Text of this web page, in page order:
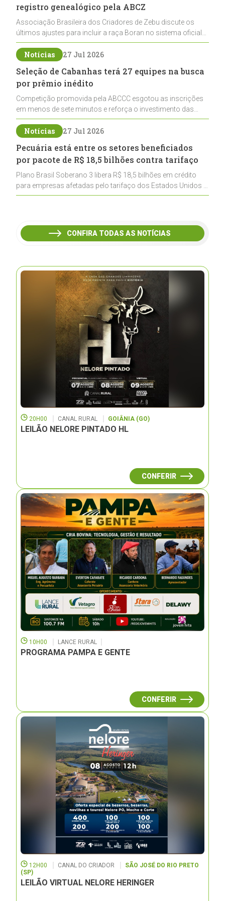
registro genealógico pela ABCZ
Associação Brasileira dos Criadores de Zebu discute os
últimos ajustes para incluir a raça Boran no sistema oficial
de registros, abrindo caminho para sua expansão na
pecuária nacional
Notícias 27 Jul 2026
Seleção de Cabanhas terá 27 equipes na busca
por prêmio inédito
Competição promovida pela ABCCC esgotou as inscrições
em menos de sete minutos e reforça o investimento das
cabanhas na seleção genética de Cavalos Crioulos voltados
ao laço
Notícias 27 Jul 2026
Pecuária está entre os setores beneficiados
por pacote de R$ 18,5 bilhões contra tarifaço
Plano Brasil Soberano 3 libera R$ 18,5 bilhões em crédito
para empresas afetadas pelo tarifaço dos Estados Unidos e
inclui a pecuária entre os setores estratégicos
CONFIRA TODAS AS NOTÍCIAS
20H00 CANAL RURAL GOIÂNIA (GO)
LEILÃO NELORE PINTADO HL
CONFERIR
10H00 LANCE RURAL
PROGRAMA PAMPA E GENTE
CONFERIR
12H00 CANAL DO CRIADOR
SÃO JOSÉ DO RIO PRETO
(SP)
LEILÃO VIRTUAL NELORE HERINGER